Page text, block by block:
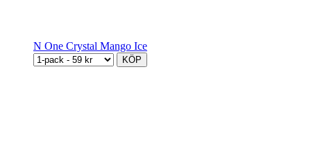
N One Crystal Mango Ice
KÖP